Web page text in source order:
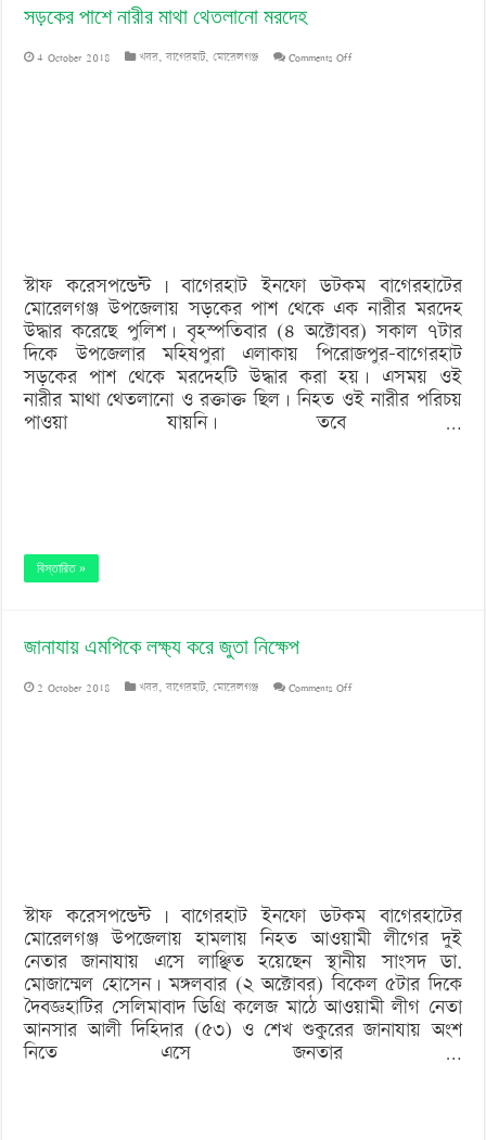
সড়কের পাশে নারীর মাথা থেতলানো মরদেহ
4 October 2018 খবর,বাগেরহাট,মোরেলগঞ্জ Comments Offon
স্টাফ করেসপন্ডেন্ট | বাগেরহাট ইনফো ডটকম বাগেরহাটের
মোরেলগঞ্জ উপজেলায় সড়কের পাশ থেকে এক নারীর মরদেহ
উদ্ধার করেছে পুলিশ। বৃহস্পতিবার (৪ অক্টোবর) সকাল ৭টার
দিকে উপজেলার মহিষপুরা এলাকায় পিরোজপুর-বাগেরহাট
সড়কের পাশ থেকে মরদেহটি উদ্ধার করা হয়। এসময় ওই
নারীর মাথা থেতলানো ও রক্তাক্ত ছিল। নিহত ওই নারীর পরিচয়
পাওয়া যায়নি। তবে …
বিস্তারিত »
জানাযায় এমপিকে লক্ষ্য করে জুতা নিক্ষেপ
2 October 2018 খবর,বাগেরহাট,মোরেলগঞ্জ Comments Offon
স্টাফ করেসপন্ডেন্ট | বাগেরহাট ইনফো ডটকম বাগেরহাটের
মোরেলগঞ্জ উপজেলায় হামলায় নিহত আওয়ামী লীগের দুই
নেতার জানাযায় এসে লাঞ্ছিত হয়েছেন স্থানীয় সাংসদ ডা.
মোজাম্মেল হোসেন। মঙ্গলবার (২ অক্টোবর) বিকেল ৫টার দিকে
দৈবজ্ঞহাটির সেলিমাবাদ ডিগ্রি কলেজ মাঠে আওয়ামী লীগ নেতা
আনসার আলী দিহিদার (৫৩) ও শেখ শুকুরের জানাযায় অংশ
নিতে এসে জনতার …